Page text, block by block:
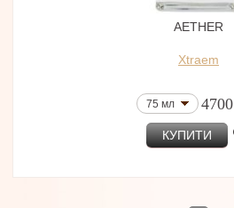
AETHER
Xtraem
75 мл 4700
КУПИТИ